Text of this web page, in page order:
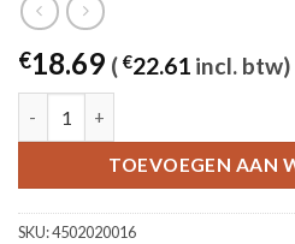
€18.69 ( €22.61 incl. btw)
TOEVOEGEN AAN
SKU:4502020016